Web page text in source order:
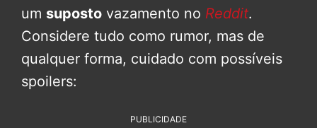
um suposto vazamento no Reddit.
Considere tudo como rumor, mas de
qualquer forma, cuidado com possíveis
spoilers:
PUBLICIDADE